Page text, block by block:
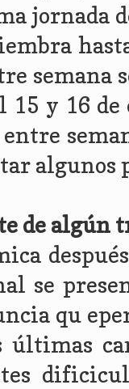
jornada
semana
15 y 16
algunos
de algún
se
qu
últimas